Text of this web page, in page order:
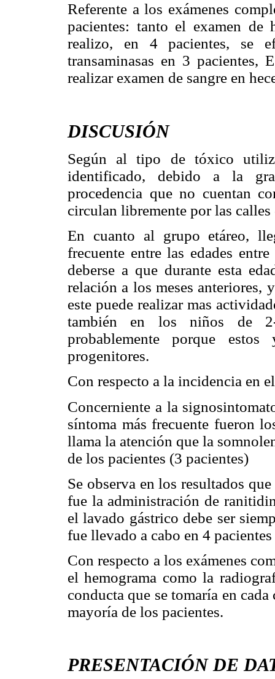
Referente a los exámenes
pacientes: tanto el examen de
realizo, en 4 pacientes, se
transaminasas en 3
realizar examen de sangre en
DISCUSIÓN
Según al tipo de tóxico
identificado, debido a la
procedencia que no cuentan
circulan libremente por las calles
En cuanto al grupo etáreo,
frecuente entre las edades
deberse a que durante esta
relación a los meses
este puede realizar mas
también en los niños de
probablemente porque
progenitores.
Con respecto a la incidencia en
Concerniente a la
síntoma más frecuente fueron
llama la atención que la
de los pacientes (3 pacientes)
Se observa en los resultados
fue la administración de
el lavado gástrico debe ser
fue llevado a cabo en 4
Con respecto a los exámenes
el hemograma como la
conducta que se tomaría en
mayoría de los pacientes.
PRESENTACIÓN DE